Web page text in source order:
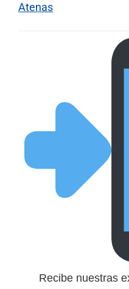
Atenas
Recibe nuestras